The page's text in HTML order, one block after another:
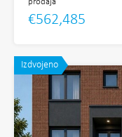
€562,485
Izdvojeno